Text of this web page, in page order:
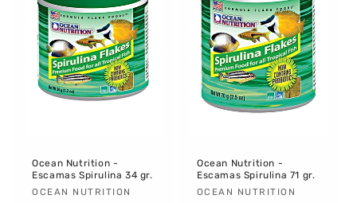
Ocean Nutrition -
Escamas Spirulina 34 gr.
Proveedor:
OCEAN NUTRITION
Ocean Nutrition -
Escamas Spirulina 71 gr.
Proveedor:
OCEAN NUTRITION